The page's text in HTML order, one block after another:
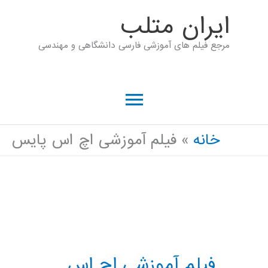
ايران متلب
مرجع فیلم های آموزشی فارسی دانشگاهی و مهندسی
فهرست
اصلی
خانه فیلم آموزشی اچ اس پایس